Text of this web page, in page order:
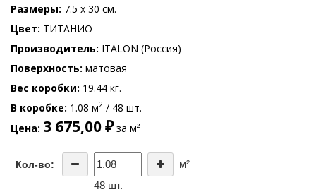
Размеры 7.5 x 30 см.
Цвет ТИТАНИО
Производитель ITALON (Россия)
Поверхность матовая
Вес коробки 19.44 кг.
В коробке 1.08 м2 / 48 шт.
Цена 3 675,00 ₽за м²
Кол-во:
м²
48 шт.